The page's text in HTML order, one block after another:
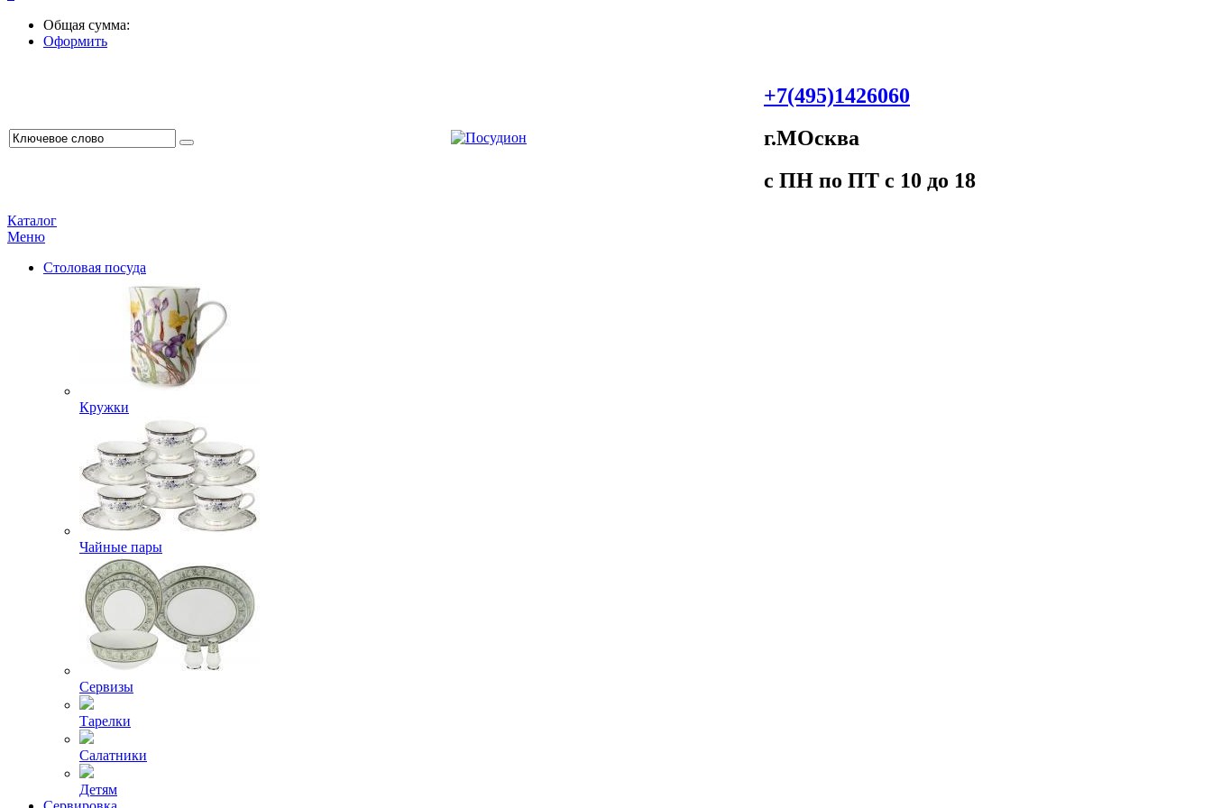
Общая сумма:
Оформить
+7(495)1426060
г.МOсква
c ПH пo ПT c 10 до 18
Каталог
Меню
Столовая посуда
Кружки
Чайные пары
Сервизы
Тарелки
Салатники
Детям